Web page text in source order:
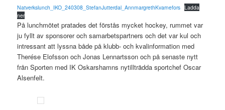
Natverkslunch_IKO_240308_StefanJutterdal_AnnmargrethKvarnefors Ladda
ner
På lunchmötet pratades det förstås mycket hockey, rummet var
ju fyllt av sponsorer och samarbetspartners och det var kul och
intressant att lyssna både på klubb- och kvalinformation med
Therése Elofsson och Jonas Lennartsson och på senaste nytt
från Sporten med IK Oskarshamns nytillträdda sportchef Oscar
Alsenfelt.